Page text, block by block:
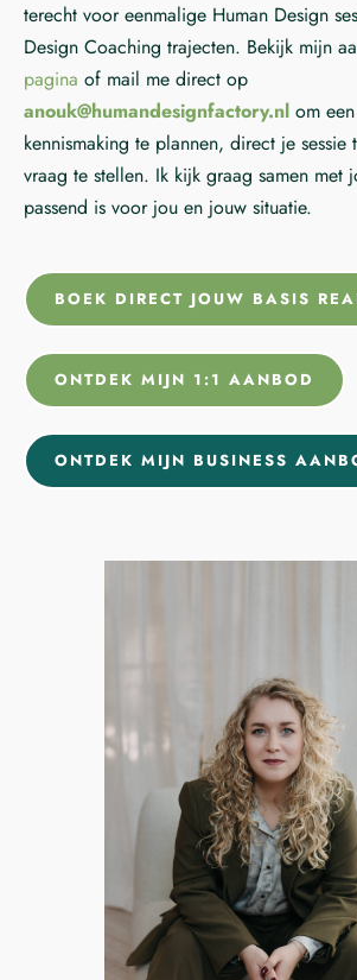
terecht voor eenmalige Human Design
Design Coaching trajecten. Bekijk mijn
pagina of mail me direct op
anouk@humandesignfactory.nl om
kennismaking te plannen, direct je
vraag te stellen. Ik kijk graag samen met
passend is voor jou en jouw situatie.
BOEK DIRECT JOUW BASIS
ONTDEK MIJN 1:1 AANBOD
ONTDEK MIJN BUSINESS